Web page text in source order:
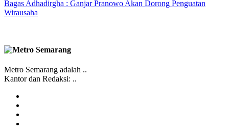
Bagas Adhadirgha : Ganjar Pranowo Akan Dorong Penguatan
Wirausaha
Metro Semarang adalah ..
Kantor dan Redaksi: ..